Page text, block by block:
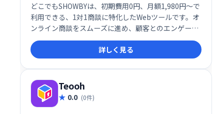
どこでもSHOWBYは、初期費用0円、月額1,980円～で
利用できる、1対1商談に特化したWebツールです。オ
ンライン商談をスムーズに進め、顧客とのエンゲージ
メントを高めます。手軽に導入でき、効率的な営業活
動を実現します。
詳しく見る
Teooh
0.0 (0件)